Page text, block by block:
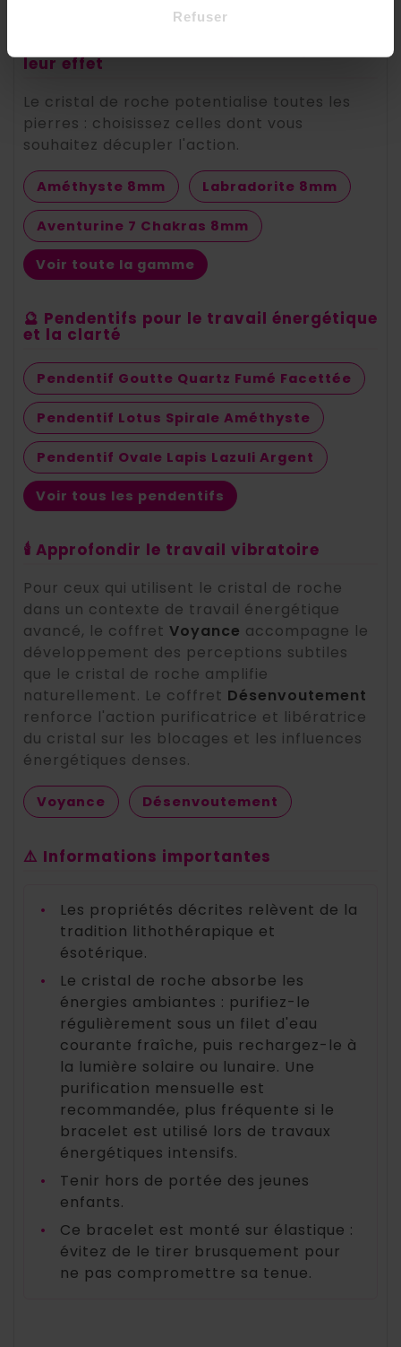
Refuser
leur effet
Le cristal de roche potentialise toutes les
pierres : choisissez celles dont vous
souhaitez décupler l'action.
Améthyste 8mm Labradorite 8mm
Aventurine 7 Chakras 8mm
Voir toute la gamme
🔮 Pendentifs pour le travail énergétique
et la clarté
Pendentif Goutte Quartz Fumé Facettée
Pendentif Lotus Spirale Améthyste
Pendentif Ovale Lapis Lazuli Argent
Voir tous les pendentifs
🕯️ Approfondir le travail vibratoire
Pour ceux qui utilisent le cristal de roche
dans un contexte de travail énergétique
avancé, le coffret Voyance accompagne le
développement des perceptions subtiles
que le cristal de roche amplifie
naturellement. Le coffret Désenvoutement
renforce l'action purificatrice et libératrice
du cristal sur les blocages et les influences
énergétiques denses.
Voyance Désenvoutement
⚠️ Informations importantes
•
Les propriétés décrites relèvent de la
tradition lithothérapique et
ésotérique.
•
Le cristal de roche absorbe les
énergies ambiantes : purifiez-le
régulièrement sous un filet d'eau
courante fraîche, puis rechargez-le à
la lumière solaire ou lunaire. Une
purification mensuelle est
recommandée, plus fréquente si le
bracelet est utilisé lors de travaux
énergétiques intensifs.
•
Tenir hors de portée des jeunes
enfants.
•
Ce bracelet est monté sur élastique :
évitez de le tirer brusquement pour
ne pas compromettre sa tenue.